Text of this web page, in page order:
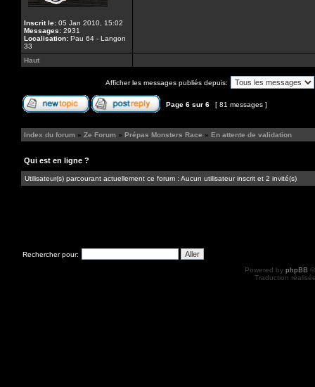
Inscrit le: 05 Jan 2010, 15:02
Messages: 2931
Localisation: Pau 64 - Langon
33
Haut
Afficher les messages publiés depuis:
Page 6 sur 6 [ 81 messages ]
Index du forum » Ze Forum » Prépas Monsters Race » En attente de validation
Qui est en ligne ?
Utilisateur(s) parcourant actuellement ce forum : Aucun utilisateur inscrit et 2 invité(s)
Rechercher pour:
Powered by phpBB
Traduction